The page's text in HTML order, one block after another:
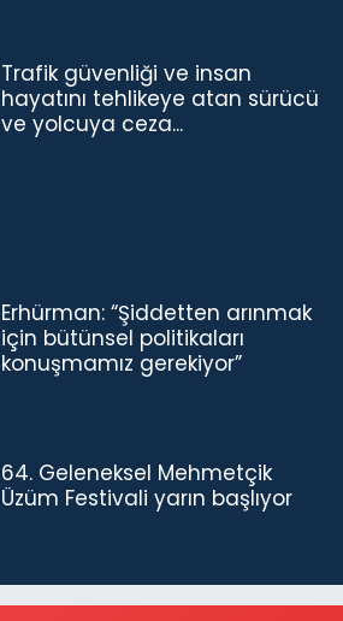
Trafik güvenliği ve insan
hayatını tehlikeye atan sürücü
ve yolcuya ceza...
Erhürman: “Şiddetten arınmak
için bütünsel politikaları
konuşmamız gerekiyor”
64. Geleneksel Mehmetçik
Üzüm Festivali yarın başlıyor